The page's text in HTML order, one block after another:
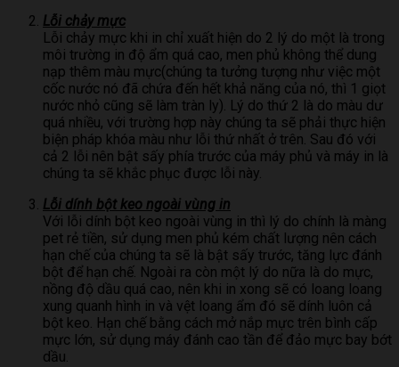
Lỗi chảy mực
Lỗi chảy mực khi in chỉ xuất hiện do 2 lý do một là trong
môi trường in độ ẩm quá cao, men phủ không thể dung
nạp thêm màu mực(chúng ta tưởng tượng như việc một
cốc nước nó đã chứa đến hết khả năng của nó, thì 1 giọt
nước nhỏ cũng sẽ làm tràn ly). Lý do thứ 2 là do màu dư
quá nhiều, với trường hợp này chúng ta sẽ phải thực hiện
biện pháp khóa màu như lỗi thứ nhất ở trên. Sau đó với
cả 2 lỗi nên bật sấy phía trước của máy phủ và máy in là
chúng ta sẽ khắc phục được lỗi này.
Lỗi dính bột keo ngoài vùng in
Với lỗi dính bột keo ngoài vùng in thì lý do chính là màng
pet rẻ tiền, sử dụng men phủ kém chất lượng nên cách
hạn chế của chúng ta sẽ là bật sấy trước, tăng lực đánh
bột để hạn chế. Ngoài ra còn một lý do nữa là do mực,
nồng độ dầu quá cao, nên khi in xong sẽ có loang loang
xung quanh hình in và vệt loang ẩm đó sẽ dính luôn cả
bột keo. Hạn chế bằng cách mở nắp mực trên bình cấp
mực lớn, sử dụng máy đánh cao tần để đảo mực bay bớt
dầu.